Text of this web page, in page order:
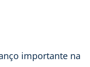
importante na